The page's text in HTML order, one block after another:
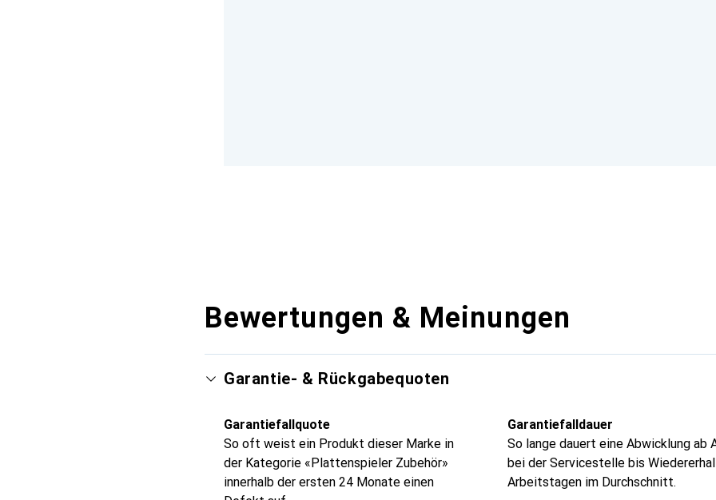
Bewertungen & Meinungen
Garantie- & Rückgabequoten
Garantiefallquote
So oft weist ein Produkt dieser Marke in
der Kategorie «Plattenspieler Zubehör»
innerhalb der ersten 24 Monate einen
Garantiefalldauer
So lange dauert eine Abwicklung ab
bei der Servicestelle bis
Arbeitstagen im Durchschnitt.